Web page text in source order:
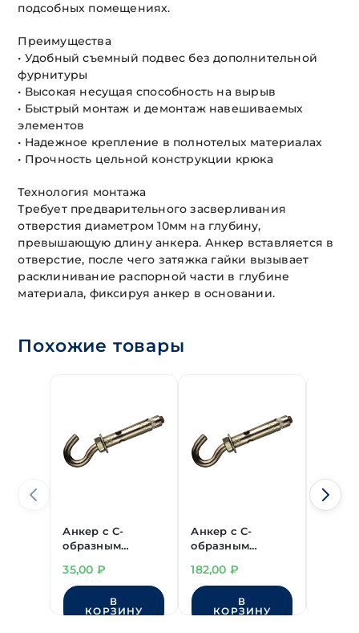
подсобных помещениях.
Преимущества
• Удобный съемный подвес без дополнительной
фурнитуры
• Высокая несущая способность на вырыв
• Быстрый монтаж и демонтаж навешиваемых
элементов
• Надежное крепление в полнотелых материалах
• Прочность цельной конструкции крюка
Технология монтажа
Требует предварительного засверливания
отверстия диаметром 10мм на глубину,
превышающую длину анкера. Анкер вставляется в
отверстие, после чего затяжка гайки вызывает
расклинивание распорной части в глубине
материала, фиксируя анкер в основании.
Похожие товары
Анкер с С-
образным
35,00 ₽
В
КОРЗИНУ
Анкер с С-
образным
20х130 мм
182,00 ₽
В
КОРЗИНУ